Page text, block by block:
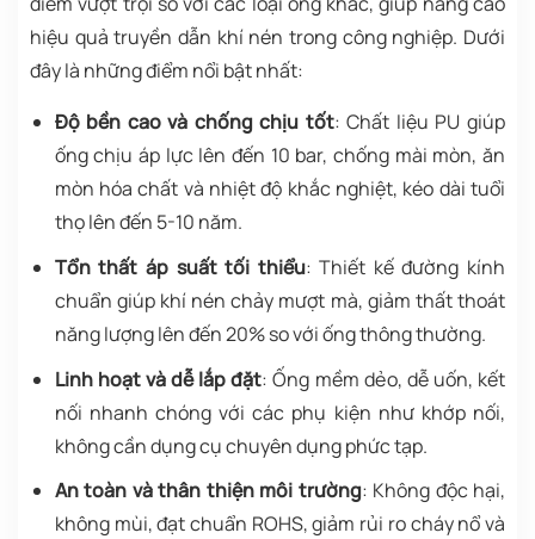
hiệu quả truyền dẫn khí nén trong công nghiệp. Dưới
đây là những điểm nổi bật nhất:
Độ bền cao và chống chịu tốt: Chất liệu PU giúp
ống chịu áp lực lên đến 10 bar, chống mài mòn, ăn
mòn hóa chất và nhiệt độ khắc nghiệt, kéo dài tuổi
thọ lên đến 5-10 năm.
Tổn thất áp suất tối thiểu: Thiết kế đường kính
chuẩn giúp khí nén chảy mượt mà, giảm thất thoát
năng lượng lên đến 20% so với ống thông thường.
Linh hoạt và dễ lắp đặt: Ống mềm dẻo, dễ uốn, kết
nối nhanh chóng với các phụ kiện như khớp nối,
không cần dụng cụ chuyên dụng phức tạp.
An toàn và thân thiện môi trường: Không độc hại,
không mùi, đạt chuẩn ROHS, giảm rủi ro cháy nổ và